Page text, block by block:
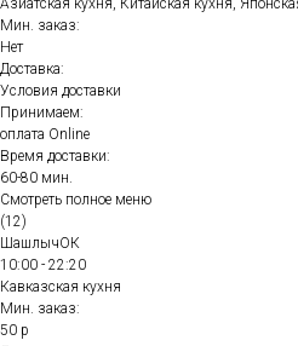
Азиатская кухня, Китайская кухня,
Мин. заказ:
Нет
Доставка:
Условия доставки
Принимаем:
оплата Online
Время доставки:
60-80 мин.
Смотреть полное меню
(12)
ШашлычОК
10:00 - 22:20
Кавказская кухня
Мин. заказ:
50 р